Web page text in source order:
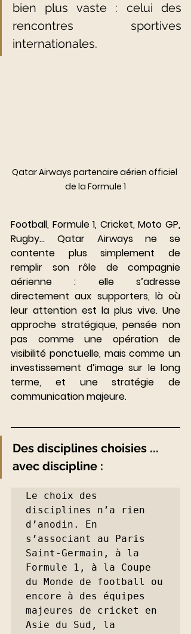
bien plus vaste : celui des
rencontres sportives
internationales.
Qatar Airways partenaire aérien officiel
de la Formule 1
Football, Formule 1, Cricket, Moto GP,
Rugby… Qatar Airways ne se
contente plus simplement de
remplir son rôle de compagnie
aérienne : elle s’adresse
directement aux supporters, là où
leur attention est la plus vive. Une
approche stratégique, pensée non
pas comme une opération de
visibilité ponctuelle, mais comme un
investissement d’image sur le long
terme, et une stratégie de
communication majeure.
Des disciplines choisies ...
avec discipline :
Le choix des
disciplines n’a rien
d’anodin. En
s’associant au Paris
Saint-Germain, à la
Formule 1, à la Coupe
du Monde de football ou
encore à des équipes
majeures de cricket en
Asie du Sud, la